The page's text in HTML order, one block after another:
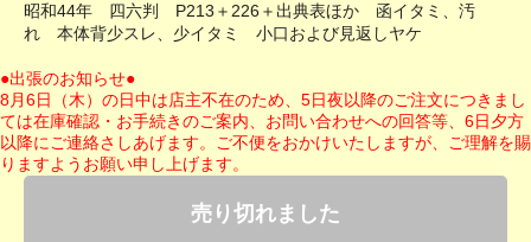
昭和44年 四六判 P213＋226＋出典表ほか 函イタミ、汚
れ 本体背少スレ、少イタミ 小口および見返しヤケ
●出張のお知らせ●
8月6日（木）の日中は店主不在のため、5日夜以降のご注文につきまし
ては在庫確認・お手続きのご案内、お問い合わせへの回答等、6日夕方
以降にご連絡さしあげます。ご不便をおかけいたしますが、ご理解を賜
りますようお願い申し上げます。
売り切れました